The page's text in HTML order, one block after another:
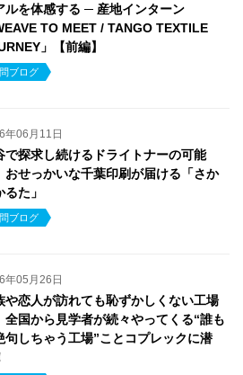
ルを体感する ─ 産地インターン
TO MEET / TANGO TEXTILE
」【前編】
ブログ
年06月11日
で探求し続けるドライトナーの可能
おせっかいな千葉印刷が届ける「さか
るた」
ブログ
年05月26日
や恋人が訪れても恥ずかしくない工場
全国から見学者が続々やってくる“誰も
句しちゃう工場”ことコプレックに潜